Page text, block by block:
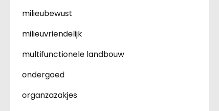
milieubewust
milieuvriendelijk
multifunctionele landbouw
ondergoed
organzazakjes